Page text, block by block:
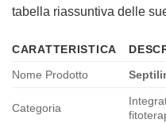
tabella riassuntiva delle
CARATTERISTICA
Nome Prodotto
Categoria